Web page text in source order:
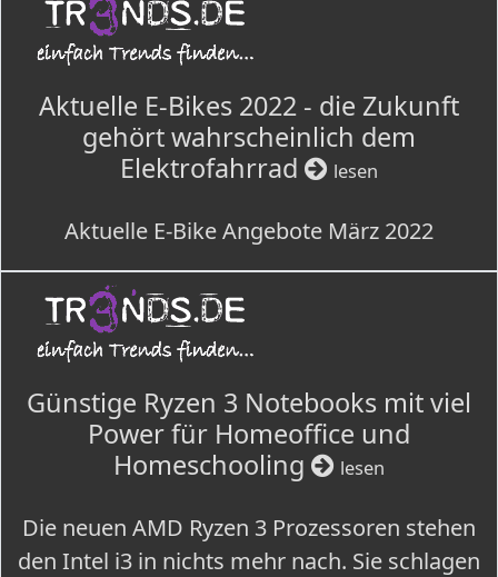
Aktuelle E-Bikes 2022 - die Zukunft
gehört wahrscheinlich dem
Elektrofahrrad
lesen
Aktuelle E-Bike Angebote März 2022
Günstige Ryzen 3 Notebooks mit viel
Power für Homeoffice und
Homeschooling
lesen
Die neuen AMD Ryzen 3 Prozessoren stehen
den Intel i3 in nichts mehr nach. Sie schlagen